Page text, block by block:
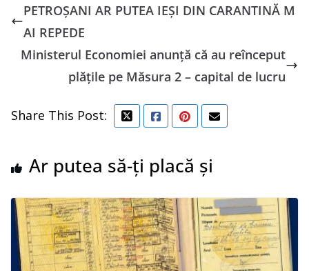
PETROȘANI AR PUTEA IEȘI DIN CARANTINĂ M
AI REPEDE
Ministerul Economiei anunţă că au reînceput
plăţile pe Măsura 2 – capital de lucru
Share This Post:
Ar putea să-ți placă și